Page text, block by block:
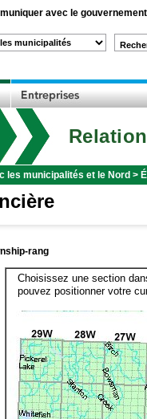
avec le gouvernement
les municipalités et le Nord >
rang
Choisissez une section
pouvez positionner votre